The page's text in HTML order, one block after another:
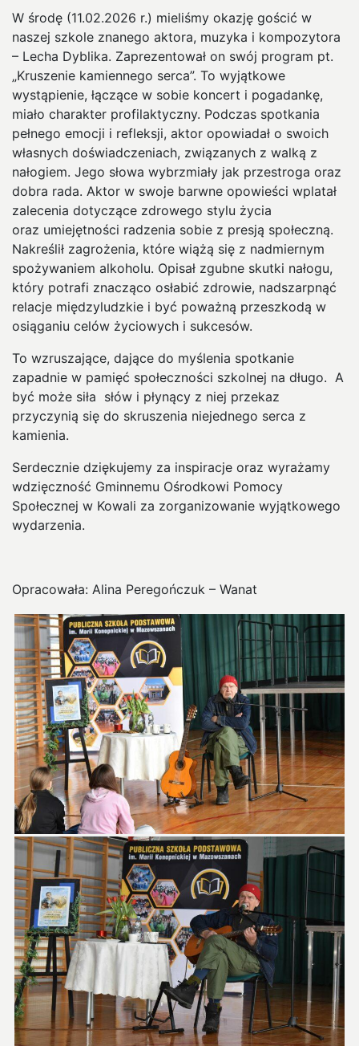
W środę (11.02.2026 r.) mieliśmy okazję gościć w
naszej szkole znanego aktora, muzyka i kompozytora
– Lecha Dyblika. Zaprezentował on swój program pt.
„Kruszenie kamiennego serca”. To wyjątkowe
wystąpienie, łączące w sobie koncert i pogadankę,
miało charakter profilaktyczny. Podczas spotkania
pełnego emocji i refleksji, aktor opowiadał o swoich
własnych doświadczeniach, związanych z walką z
nałogiem. Jego słowa wybrzmiały jak przestroga oraz
dobra rada. Aktor w swoje barwne opowieści wplatał
zalecenia dotyczące zdrowego stylu życia
oraz umiejętności radzenia sobie z presją społeczną.
Nakreślił zagrożenia, które wiążą się z nadmiernym
spożywaniem alkoholu. Opisał zgubne skutki nałogu,
który potrafi znacząco osłabić zdrowie, nadszarpnąć
relacje międzyludzkie i być poważną przeszkodą w
osiąganiu celów życiowych i sukcesów.
To wzruszające, dające do myślenia spotkanie
zapadnie w pamięć społeczności szkolnej na długo. A
być może siła słów i płynący z niej przekaz
przyczynią się do skruszenia niejednego serca z
kamienia.
Serdecznie dziękujemy za inspiracje oraz wyrażamy
wdzięczność Gminnemu Ośrodkowi Pomocy
Społecznej w Kowali za zorganizowanie wyjątkowego
wydarzenia.
Opracowała: Alina Peregończuk – Wanat